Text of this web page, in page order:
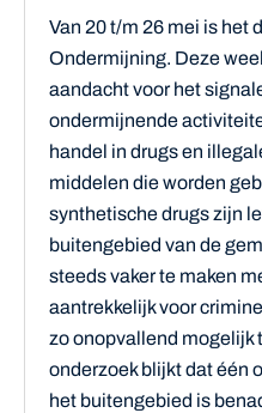
Van 20 t/m 26 mei is het
Ondermijning. Deze
aandacht voor het
ondermijnende
handel in drugs en
middelen die worden
synthetische drugs zijn
buitengebied van de
steeds vaker te maken
aantrekkelijk voor
zo onopvallend mogelijk
onderzoek blijkt dat één
het buitengebied is